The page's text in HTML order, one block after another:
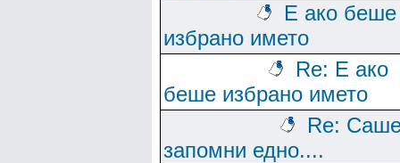
Е ако беше
избрано името
Re: Е ако
беше избрано името
Re:
запомни едно....